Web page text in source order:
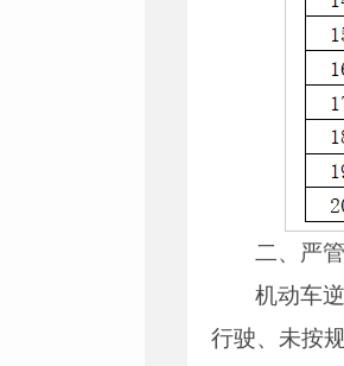
二、严
机动车
行驶、未按